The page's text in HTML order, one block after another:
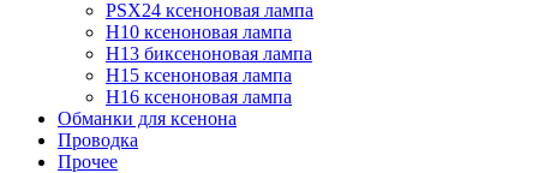
PSX24 ксеноновая лампа
H10 ксеноновая лампа
H13 биксеноновая лампа
H15 ксеноновая лампа
H16 ксеноновая лампа
Обманки для ксенона
Проводка
Прочее